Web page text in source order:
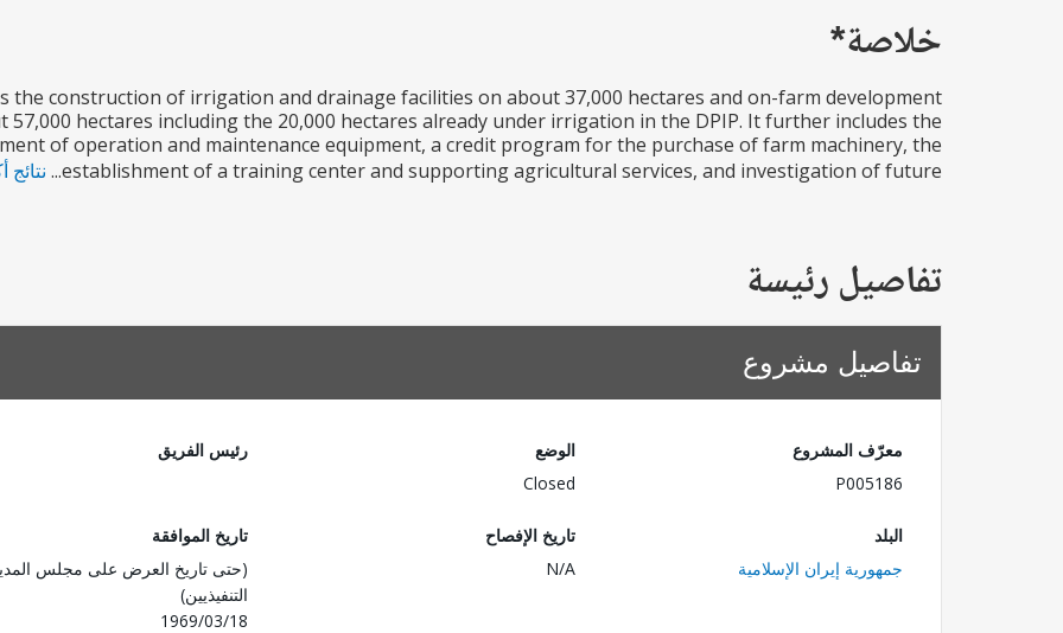
خلاصة*
the construction of irrigation and drainage facilities on about 37,000 hectares and on-farm development
57,000 hectares including the 20,000 hectares already under irrigation in the DPIP. It further includes the
of operation and maintenance equipment, a credit program for the purchase of farm machinery, the
establishment of a training center and supporting agricultural services, and investigation of future...
نتائج
تفاصيل رئيسة
تفاصيل مشروع
معرّف المشروع
P005186
الوضع
Closed
رئيس الفريق
البلد
جمهورية إيران الإسلامية
تاريخ الإفصاح
N/A
تاريخ الموافقة
(حتى تاريخ العرض على مجلس
التنفيذيين)
1969/03/18